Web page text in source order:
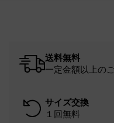
送料無料
一定金額以上の
サイズ交換
１回無料